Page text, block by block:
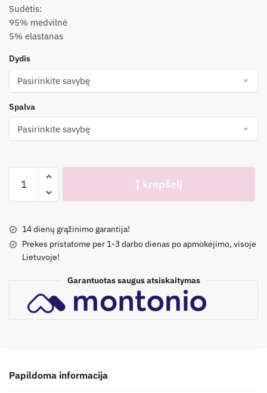
Sudėtis:
95% medvilnė
5% elastanas
Dydis
Spalva
kiekis:
Laisvalaikio
Į krepšelį
14 dienų grąžinimo garantija!
Prekes pristatome per 1-3 darbo dienas po apmokėjimo, visoje
Lietuvoje!
Garantuotas saugus atsiskaitymas
Papildoma informacija